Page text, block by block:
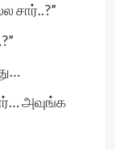
சார்..?”
அவுங்க